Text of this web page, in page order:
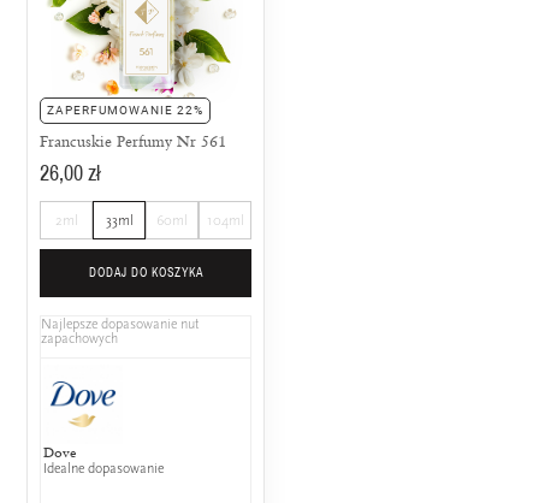
ZAPERFUMOWANIE 22%
Francuskie Perfumy Nr 561
26,00 zł
2ml 33ml 60ml 104ml
DODAJ DO KOSZYKA
Najlepsze dopasowanie nut
zapachowych
Dove
Idealne dopasowanie